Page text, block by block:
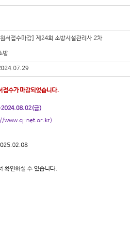
[원서접수마감] 제24회 소방시설관리사 2차
방
수가 마감되었습니다.
금)
www.q-net.or.kr)
확인하실 수 있습니다.